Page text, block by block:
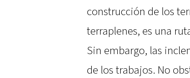
construcción de los
terraplenes, es una
Sin embargo, las
de los trabajos. No